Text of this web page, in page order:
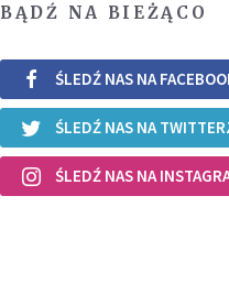
BĄDŹ NA BIEŻĄCO
ŚLEDŹ NAS NA
ŚLEDŹ NAS NA
ŚLEDŹ NAS NA